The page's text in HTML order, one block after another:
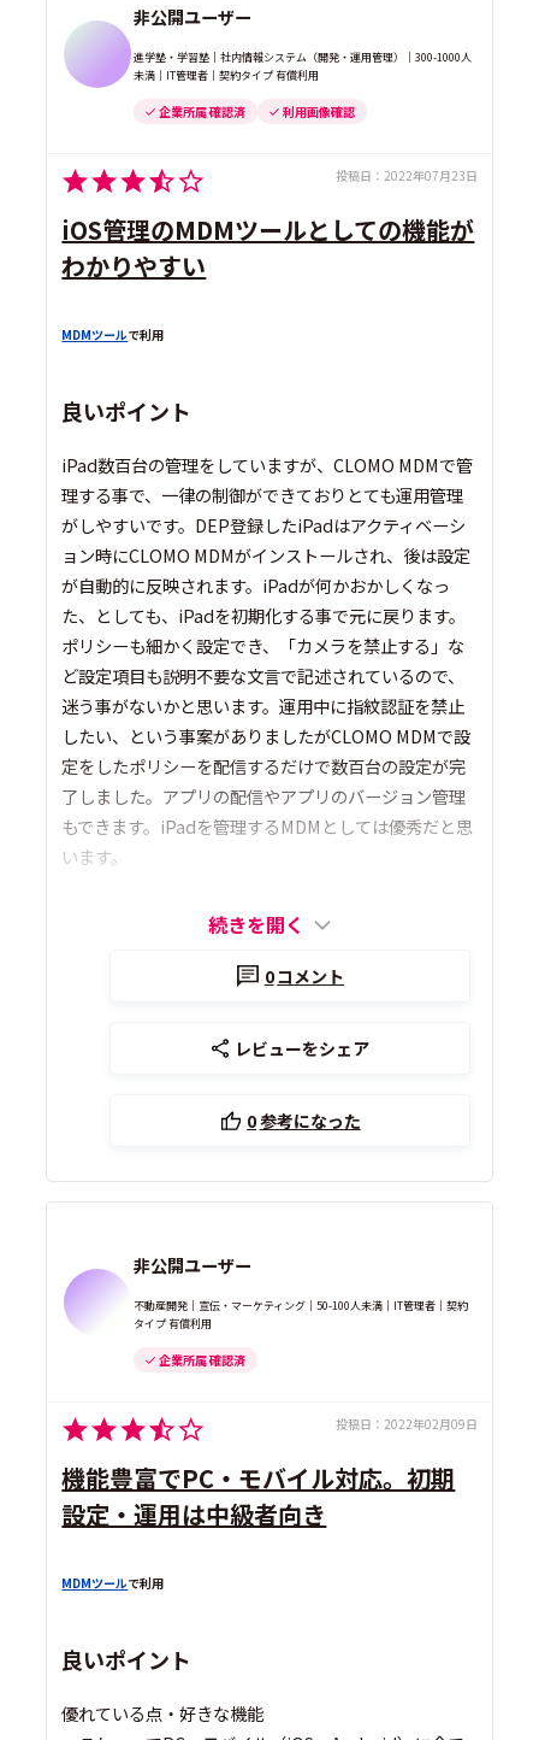
非公開ユーザー
進学塾・学習塾｜社内情報システム（開発・運用管理）｜300-1000人
未満｜IT管理者｜契約タイプ 有償利用
企業所属 確認済 利用画像確認
投稿日： 2022年07月23日
iOS管理のMDMツールとしての機能が
わかりやすい
MDMツールで利用
良いポイント
iPad数百台の管理をしていますが、CLOMO MDMで管
理する事で、一律の制御ができておりとても運用管理
がしやすいです。DEP登録したiPadはアクティベーシ
ョン時にCLOMO MDMがインストールされ、後は設定
が自動的に反映されます。iPadが何かおかしくなっ
た、としても、iPadを初期化する事で元に戻ります。
ポリシーも細かく設定でき、「カメラを禁止する」な
ど設定項目も説明不要な文言で記述されているので、
迷う事がないかと思います。運用中に指紋認証を禁止
したい、という事案がありましたがCLOMO MDMで設
定をしたポリシーを配信するだけで数百台の設定が完
了しました。アプリの配信やアプリのバージョン管理
もできます。iPadを管理するMDMとしては優秀だと思
います。
続きを開く
0コメント
レビューをシェア
0参考になった
非公開ユーザー
不動産開発｜宣伝・マーケティング｜50-100人未満｜IT管理者｜契約
タイプ 有償利用
企業所属 確認済
投稿日： 2022年02月09日
機能豊富でPC・モバイル対応。初期
設定・運用は中級者向き
MDMツールで利用
良いポイント
優れている点・好きな機能